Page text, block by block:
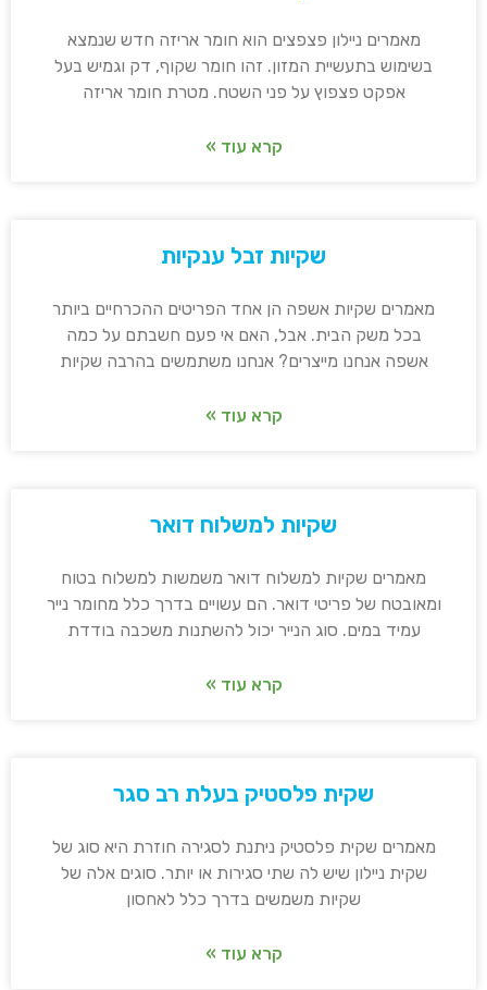
מאמרים ניילון פצפצים הוא חומר אריזה חדש שנמצא
בשימוש בתעשיית המזון. זהו חומר שקוף, דק וגמיש בעל
אפקט פצפוץ על פני השטח. מטרת חומר אריזה
קרא עוד »
שקיות זבל ענקיות
מאמרים שקיות אשפה הן אחד הפריטים ההכרחיים ביותר
בכל משק הבית. אבל, האם אי פעם חשבתם על כמה
אשפה אנחנו מייצרים? אנחנו משתמשים בהרבה שקיות
קרא עוד »
שקיות למשלוח דואר
מאמרים שקיות למשלוח דואר משמשות למשלוח בטוח
ומאובטח של פריטי דואר. הם עשויים בדרך כלל מחומר נייר
עמיד במים. סוג הנייר יכול להשתנות משכבה בודדת
קרא עוד »
שקית פלסטיק בעלת רב סגר
מאמרים שקית פלסטיק ניתנת לסגירה חוזרת היא סוג של
שקית ניילון שיש לה שתי סגירות או יותר. סוגים אלה של
שקיות משמשים בדרך כלל לאחסון
קרא עוד »